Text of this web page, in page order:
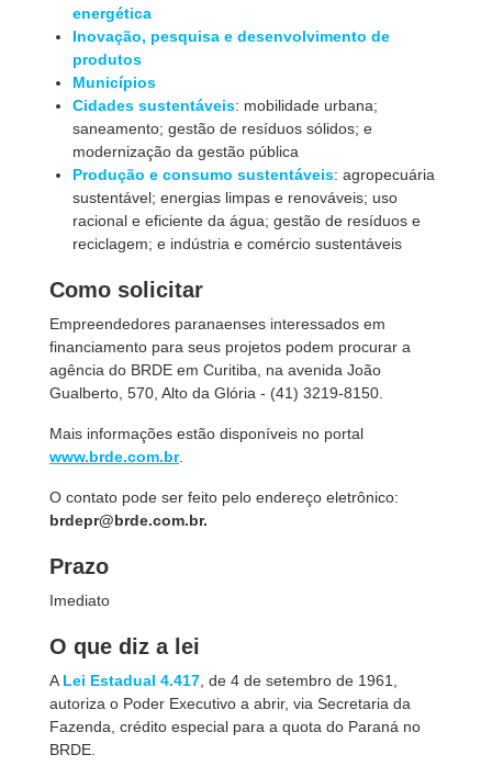
energética
Inovação, pesquisa e desenvolvimento de
produtos
Municípios
Cidades sustentáveis: mobilidade urbana;
saneamento; gestão de resíduos sólidos; e
modernização da gestão pública
Produção e consumo sustentáveis: agropecuária
sustentável; energias limpas e renováveis; uso
racional e eficiente da água; gestão de resíduos e
reciclagem; e indústria e comércio sustentáveis
Como solicitar
Empreendedores paranaenses interessados em
financiamento para seus projetos podem procurar a
agência do BRDE em Curitiba, na avenida João
Gualberto, 570, Alto da Glória - (41) 3219-8150.
Mais informações estão disponíveis no portal
www.brde.com.br.
O contato pode ser feito pelo endereço eletrônico:
brdepr@brde.com.br.
Prazo
Imediato
O que diz a lei
A Lei Estadual 4.417 , de 4 de setembro de 1961,
autoriza o Poder Executivo a abrir, via Secretaria da
Fazenda, crédito especial para a quota do Paraná no
BRDE.